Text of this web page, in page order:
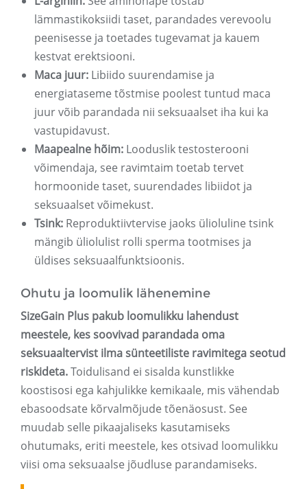
lämmastikoksiidi taset, parandades verevoolu
peenisesse ja toetades tugevamat ja kauem
kestvat erektsiooni.
Maca juur: Libiido suurendamise ja
energiataseme tõstmise poolest tuntud maca
juur võib parandada nii seksuaalset iha kui ka
vastupidavust.
Maapealne hõim: Looduslik testosterooni
võimendaja, see ravimtaim toetab tervet
hormoonide taset, suurendades libiidot ja
seksuaalset võimekust.
Tsink: Reproduktiivtervise jaoks ülioluline tsink
mängib üliolulist rolli sperma tootmises ja
üldises seksuaalfunktsioonis.
Ohutu ja loomulik lähenemine
SizeGain Plus pakub loomulikku lahendust
meestele, kes soovivad parandada oma
seksuaaltervist ilma sünteetiliste ravimitega seotud
riskideta.Toidulisand ei sisalda kunstlikke
koostisosi ega kahjulikke kemikaale, mis vähendab
ebasoodsate kõrvalmõjude tõenäosust. See
muudab selle pikaajaliseks kasutamiseks
ohutumaks, eriti meestele, kes otsivad loomulikku
viisi oma seksuaalse jõudluse parandamiseks.